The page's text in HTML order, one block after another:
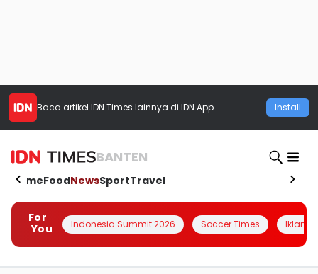
Baca artikel IDN Times lainnya di IDN App Install
BANTEN
HomeFoodNewsSportTravel
For
You
Indonesia Summit 2026 Soccer Times Iklanin